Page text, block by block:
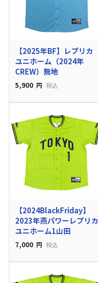
【2025年BF】レプリカ
ユニホーム（2024年
CREW）無地
5,900 円 税込
【2024BlackFriday】
2023年燕パワーレプリカ
ユニホーム1山田
7,000 円 税込